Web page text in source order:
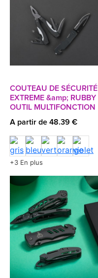
COUTEAU DE SÉCURITÉ
EXTREME &amp; RUBBY
OUTIL MULTIFONCTION
A partir de 48.39 €
+3 En plus